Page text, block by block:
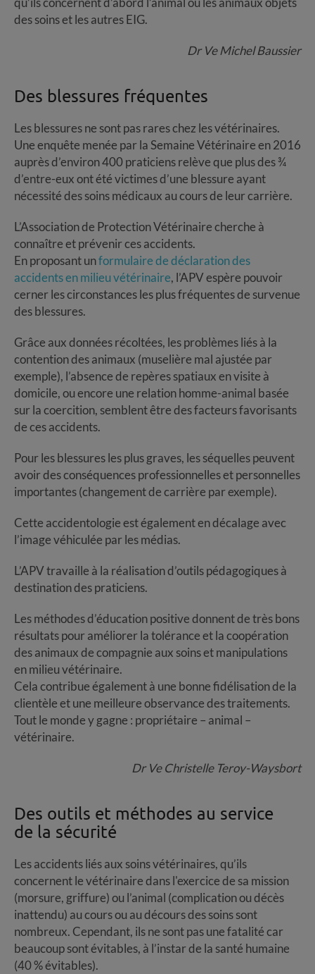
des soins et les autres EIG.
Dr Ve Michel Baussier
Des blessures fréquentes
Les blessures ne sont pas rares chez les vétérinaires.
Une enquête menée par la Semaine Vétérinaire en 2016
auprès d’environ 400 praticiens relève que plus des ¾
d’entre-eux ont été victimes d’une blessure ayant
nécessité des soins médicaux au cours de leur carrière.
L’Association de Protection Vétérinaire cherche à
connaître et prévenir ces accidents.
En proposant unformulaire de déclaration des
accidents en milieu vétérinaire, l’APV espère pouvoir
cerner les circonstances les plus fréquentes de survenue
des blessures.
Grâce aux données récoltées, les problèmes liés à la
contention des animaux (muselière mal ajustée par
exemple), l’absence de repères spatiaux en visite à
domicile, ou encore une relation homme-animal basée
sur la coercition, semblent être des facteurs favorisants
de ces accidents.
Pour les blessures les plus graves, les séquelles peuvent
avoir des conséquences professionnelles et personnelles
importantes (changement de carrière par exemple).
Cette accidentologie est également en décalage avec
l’image véhiculée par les médias.
L’APV travaille à la réalisation d’outils pédagogiques à
destination des praticiens.
Les méthodes d’éducation positive donnent de très bons
résultats pour améliorer la tolérance et la coopération
des animaux de compagnie aux soins et manipulations
en milieu vétérinaire.
Cela contribue également à une bonne fidélisation de la
clientèle et une meilleure observance des traitements.
Tout le monde y gagne : propriétaire – animal –
vétérinaire.
Dr Ve Christelle Teroy-Waysbort
Des outils et méthodes au service
de la sécurité
Les accidents liés aux soins vétérinaires, qu’ils
concernent le vétérinaire dans l'exercice de sa mission
(morsure, griffure) ou l’animal (complication ou décès
inattendu) au cours ou au décours des soins sont
nombreux. Cependant, ils ne sont pas une fatalité car
beaucoup sont évitables, à l’instar de la santé humaine
(40 % évitables).